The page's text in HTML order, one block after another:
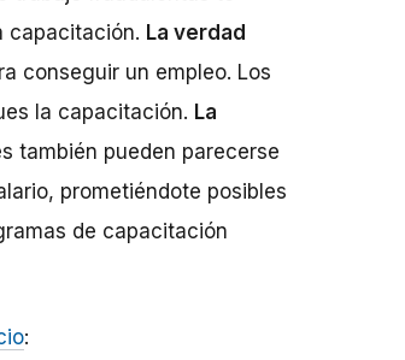
capacitación. La verdad
conseguir un empleo. Los
la capacitación. La
también pueden parecerse
prometiéndote posibles
de capacitación
: